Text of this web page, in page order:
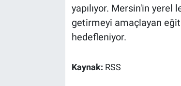
yapılıyor. Mersin'in
getirmeyi amaçlayan
hedefleniyor.
Kaynak: RSS